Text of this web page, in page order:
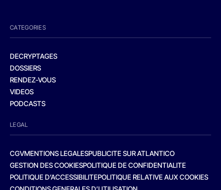
CATEGORIES
DECRYPTAGES
DOSSIERS
RENDEZ-VOUS
VIDEOS
PODCASTS
LEGAL
CGVMENTIONS LEGALESPUBLICITE SUR ATLANTICO
GESTION DES COOKIESPOLITIQUE DE CONFIDENTIALITE
POLITIQUE D’ACCESSIBILITEPOLITIQUE RELATIVE AUX COOKIES